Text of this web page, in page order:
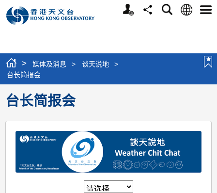
个
分
搜
语
选
> 媒体及消息 > 谈天说地
>
台长简报会
台长简报会